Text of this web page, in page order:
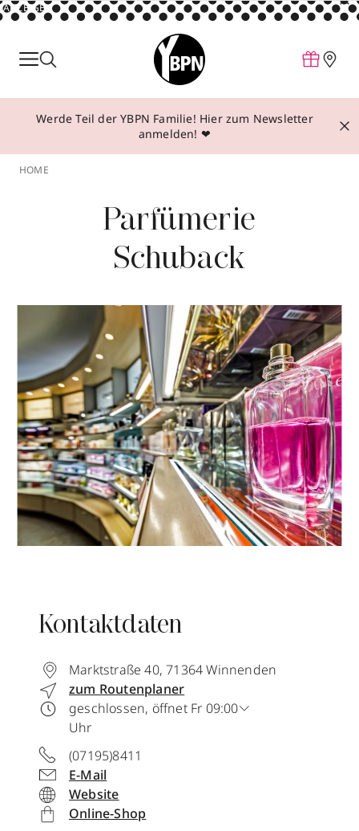
ANZEIGE
Parfum
Make-up
Behandlungen
Über YBPN
Aktionen
Werde Teil der YBPN Familie! Hier zum Newsletter
anmelden! ❤
HOME
Parfümerie
Schuback
Kontaktdaten
Marktstraße 40, 71364 Winnenden
zum Routenplaner
geschlossen, öffnet Fr 09:00
Uhr
(07195)8411
E-Mail
Website
Online-Shop